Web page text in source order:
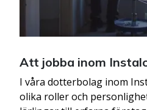
Att jobba inom
I våra dotterbolag inom
olika roller och